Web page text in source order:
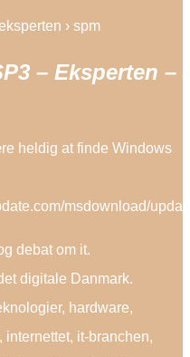
› spm
– Eksperten –
heldig at finde Windows
msdownload/
debat om it.
digitale Danmark.
hardware,
it-branchen,